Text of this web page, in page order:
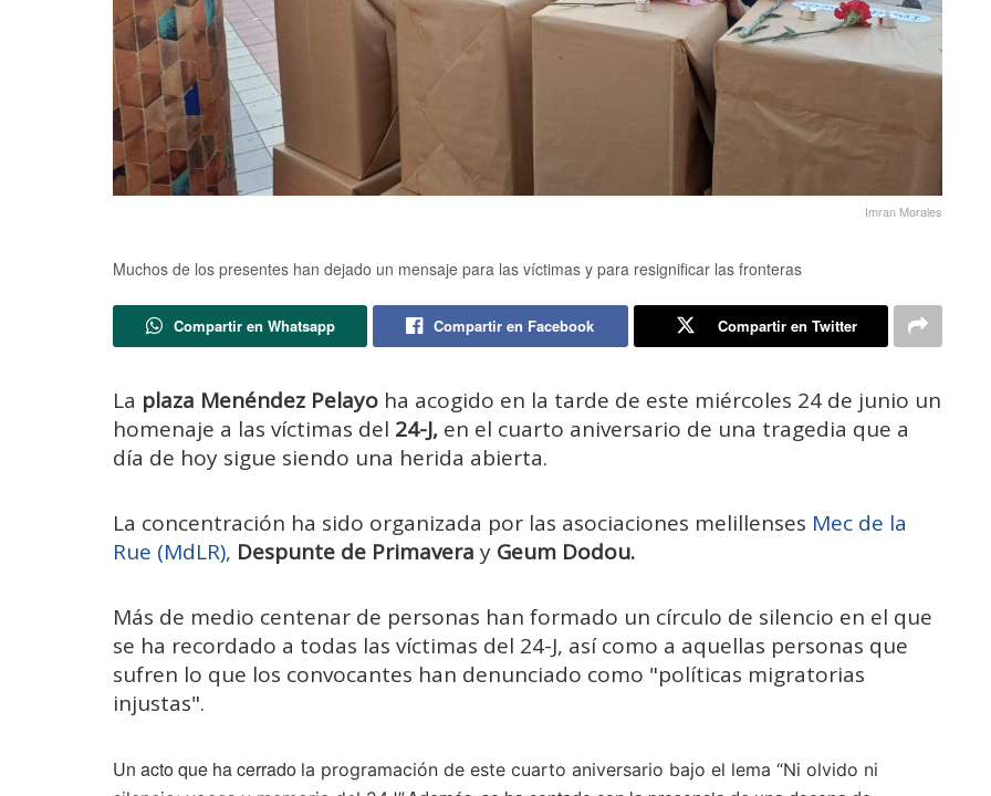
Imran Morales
Muchos de los presentes han dejado un mensaje para las víctimas y para resignificar las fronteras
Compartir en Whatsapp Compartir en Facebook Compartir en Twitter
La plaza Menéndez Pelayo ha acogido en la tarde de este miércoles 24 de junio un
homenaje a las víctimas del 24-J, en el cuarto aniversario de una tragedia que a
día de hoy sigue siendo una herida abierta.
La concentración ha sido organizada por las asociaciones melillenses Mec de la
Rue (MdLR), Despunte de Primavera y Geum Dodou.
Más de medio centenar de personas han formado un círculo de silencio en el que
se ha recordado a todas las víctimas del 24-J, así como a aquellas personas que
sufren lo que los convocantes han denunciado como "políticas migratorias
injustas".
Un acto que ha cerrado la programación de este cuarto aniversario bajo el lema “Ni olvido ni